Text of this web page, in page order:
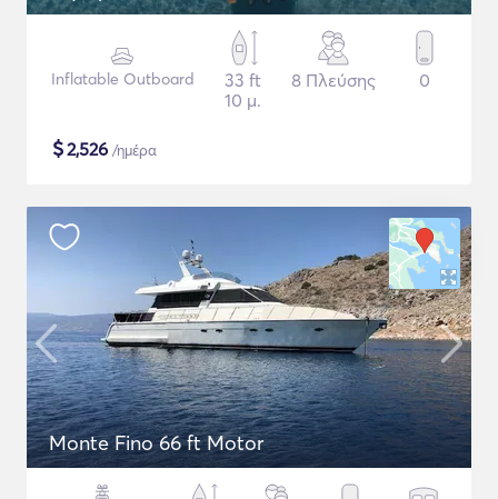
Inflatable Outboard
33 ft
10 μ.
8 Πλεύσης 0
$2,526 /ημέρα
Monte Fino 66 ft Motor